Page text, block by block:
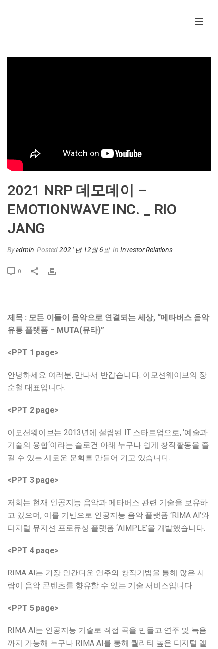
2021 NRP 데모데이 –
EMOTIONWAVE INC. _ RIO
JANG
Byadmin Posted2021년 12월 6일 In Investor Relations
0
제목 : 모든 이들이 음악으로 연결되는 세상, “메타버스 음악
유통 플랫폼 – MUTA(뮤타)”
<PPT 1 page>
안녕하세요 여러분, 만나서 반갑습니다. 이모션웨이브의 장
순철 대표입니다.
<PPT 2 page>
이모션웨이브는 2013년에 설립된 IT 스타트업으로, ‘예술과
기술의 융합‘이라는 슬로건 아래 누구나 쉽게 창작활동을 즐
길 수 있는 새로운 문화를 만들어 가고 있습니다.
<PPT 3 page>
저희는 현재 인공지능 음악과 메타버스 관련 기술을 보유하
고 있으며, 이를 기반으로 인공지능 음악 플랫폼 ‘RIMA AI’와
디지털 뮤지션 프로듀싱 플랫폼 ‘AIMPLE’을 개발했습니다.
<PPT 4 page>
RIMA AI는 가장 인간다운 연주와 창작기법을 통해 많은 사
람이 음악 콘텐츠를 향유할 수 있는 기술 서비스입니다.
<PPT 5 page>
RIMA AI는 인공지능 기술로 직접 곡을 만들고 연주 및 녹음
까지 가능해 누구나 RIMA AI를 통해 퀄리티 높은 디지털 앨